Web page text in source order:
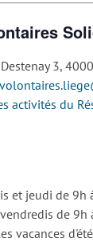
3,
activités du
et jeudi de 9h
de 9h
vacances